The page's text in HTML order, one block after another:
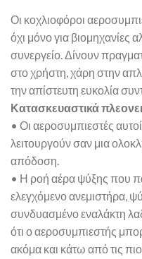
Οι κοχλιοφόροι
όχι μόνο για βιομηχανίες
συνεργείο. Δίνουν
στο χρήστη, χάρη στην
την απίστευτη ευκολία
Κατασκευαστικά
• Οι αεροσυμπιεστές
λειτουργούν σαν μια
απόδοση.
• Η ροή αέρα ψύξης που
ελεγχόμενο ανεμιστήρα,
συνδυασμένο εναλάκτη
ότι ο αεροσυμπιεστής
ακόμα και κάτω από τις